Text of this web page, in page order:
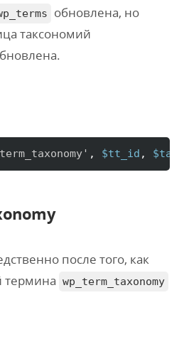
обновлена, но
таксономий
, $tt_id ,
после того, как
термина wp_term_taxonomy